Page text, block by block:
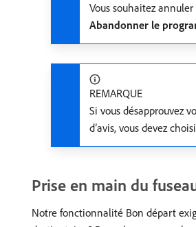
Vous souhaitez
Abandonner le
REMARQUE
Si vous désapprouvez
d’avis, vous devez
Prise en main du
Notre fonctionnalité Bon départ